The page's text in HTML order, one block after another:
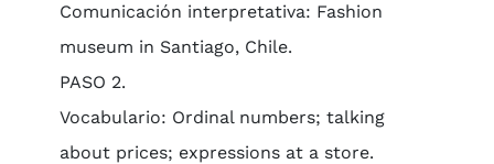
Comunicación interpretativa: Fashion
museum in Santiago, Chile.
PASO 2.
Vocabulario: Ordinal numbers; talking
about prices; expressions at a store.